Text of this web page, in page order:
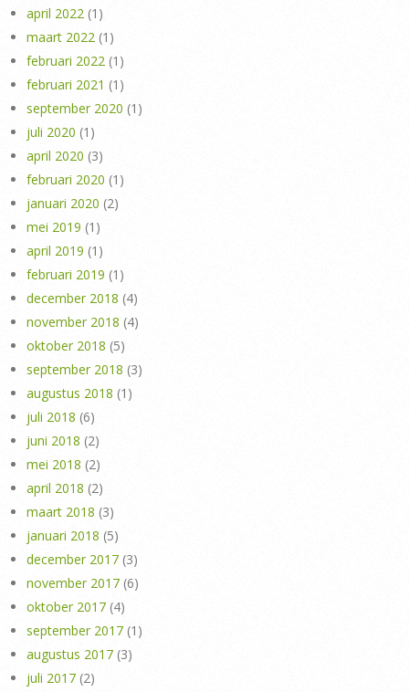
april 2022 (1)
maart 2022 (1)
februari 2022 (1)
februari 2021 (1)
september 2020 (1)
juli 2020 (1)
april 2020 (3)
februari 2020 (1)
januari 2020 (2)
mei 2019 (1)
april 2019 (1)
februari 2019 (1)
december 2018 (4)
november 2018 (4)
oktober 2018 (5)
september 2018 (3)
augustus 2018 (1)
juli 2018 (6)
juni 2018 (2)
mei 2018 (2)
april 2018 (2)
maart 2018 (3)
januari 2018 (5)
december 2017 (3)
november 2017 (6)
oktober 2017 (4)
september 2017 (1)
augustus 2017 (3)
juli 2017 (2)